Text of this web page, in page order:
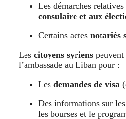
Les démarches relatives
consulaire et aux
Certains actes notariés
Les citoyens syriens peuvent
l’ambassade au Liban pour :
Les demandes de visa
Des informations sur les
les bourses et le